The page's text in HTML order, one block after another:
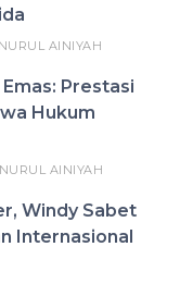
AINIYAH
Prestasi
Hukum
AINIYAH
Windy Sabet
Internasional